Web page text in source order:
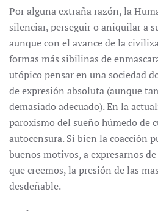
Por alguna extraña razón, la
silenciar, perseguir o aniquilar a
aunque con el avance de la
formas más sibilinas de
utópico pensar en una sociedad
de expresión absoluta (aunque
demasiado adecuado). En la
paroxismo del sueño húmedo de
autocensura. Si bien la coacción
buenos motivos, a expresarnos
que creemos, la presión de las
desdeñable.